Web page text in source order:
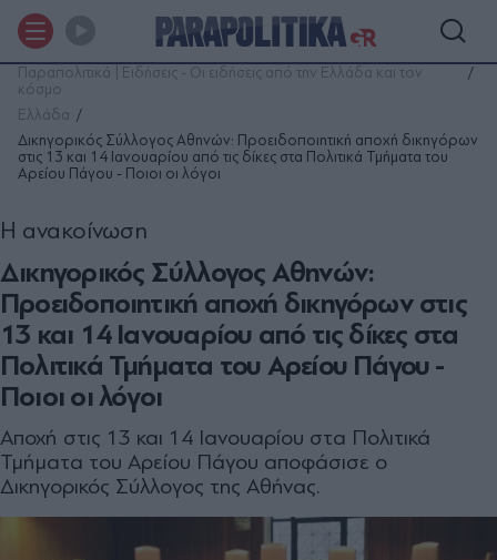
Παραπολιτικά | Ειδήσεις - Οι ειδήσεις από την Ελλάδα και τον
κόσμο
Ελλάδα
Δικηγορικός Σύλλογος Αθηνών: Προειδοποιητική αποχή δικηγόρων
στις 13 και 14 Ιανουαρίου από τις δίκες στα Πολιτικά Τμήματα του
Αρείου Πάγου - Ποιοι οι λόγοι
Δικηγορικός Σύλλογος Αθηνών:
Προειδοποιητική αποχή δικηγόρων στις
13 και 14 Ιανουαρίου από τις δίκες στα
Πολιτικά Τμήματα του Αρείου Πάγου -
Ποιοι οι λόγοι
Η ανακοίνωση
Αποχή στις 13 και 14 Ιανουαρίου στα Πολιτικά
Τμήματα του Αρείου Πάγου αποφάσισε ο
Δικηγορικός Σύλλογος της Αθήνας.